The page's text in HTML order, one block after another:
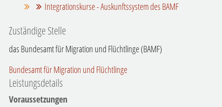
Integrationskurse - Auskunftssystem des BAMF
Zuständige Stelle
das Bundesamt für Migration und Flüchtlinge (BAMF)
Bundesamt für Migration und Flüchtlinge
Leistungsdetails
Voraussetzungen